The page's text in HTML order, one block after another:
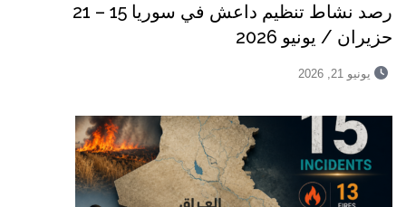
رصد نشاط تنظيم داعش في سوريا 15 – 21
حزيران / يونيو 2026
يونيو 21, 2026